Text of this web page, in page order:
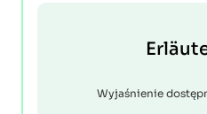
Wyjaśnienie